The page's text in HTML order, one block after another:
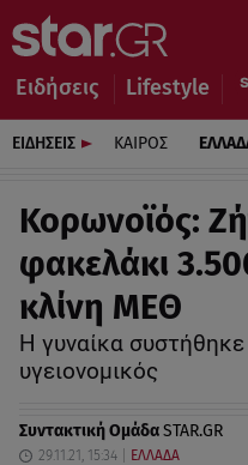
Ειδήσεις Lifestyle
ΕΙΔΗΣΕΙΣ ΚΑΙΡΟΣ
Κορωνοϊός:
φακελάκι
κλίνη ΜΕΘ
H γυναίκα
υγειονομικός
Συντακτική ΟμάδαSTAR.GR
29.11.21, 15:34 ΕΛΛΑΔΑ